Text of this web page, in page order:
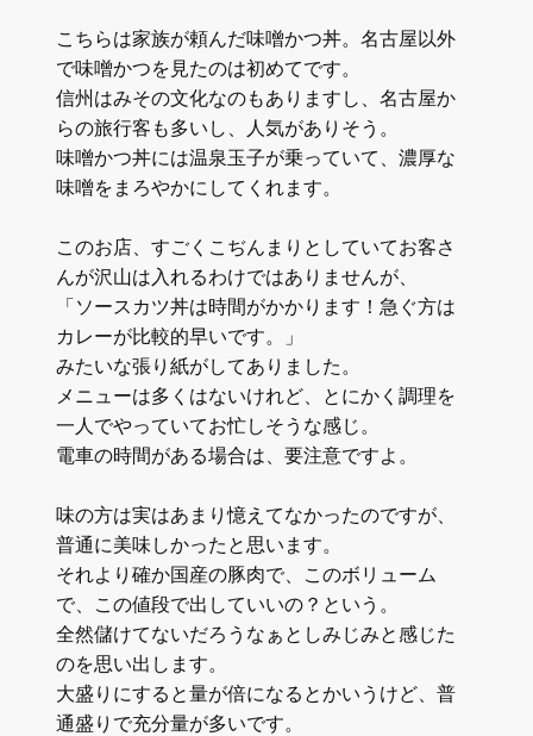
こちらは家族が頼んだ味噌かつ丼。名古屋以外
で味噌かつを見たのは初めてです。
信州はみその文化なのもありますし、名古屋か
らの旅行客も多いし、人気がありそう。
味噌かつ丼には温泉玉子が乗っていて、濃厚な
味噌をまろやかにしてくれます。
このお店、すごくこぢんまりとしていてお客さ
んが沢山は入れるわけではありませんが、
「ソースカツ丼は時間がかかります！急ぐ方は
カレーが比較的早いです。」
みたいな張り紙がしてありました。
メニューは多くはないけれど、とにかく調理を
一人でやっていてお忙しそうな感じ。
電車の時間がある場合は、要注意ですよ。
味の方は実はあまり憶えてなかったのですが、
普通に美味しかったと思います。
それより確か国産の豚肉で、このボリューム
で、この値段で出していいの？という。
全然儲けてないだろうなぁとしみじみと感じた
のを思い出します。
大盛りにすると量が倍になるとかいうけど、普
通盛りで充分量が多いです。